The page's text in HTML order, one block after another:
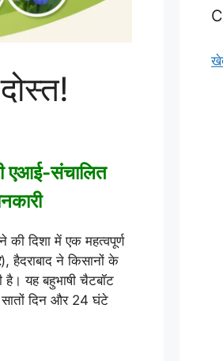
एआई-संचालित
दिशा में एक महत्वपूर्ण
), हैदराबाद ने किसानों के
है। यह बहुभाषी चैटबॉट
दिन और 24 घंटे